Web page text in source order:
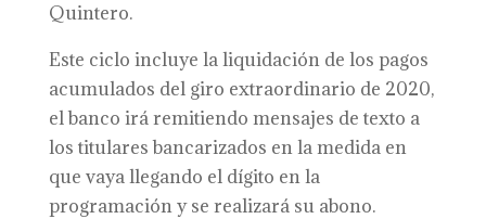
Quintero.
Este ciclo incluye la liquidación de los pagos
acumulados del giro extraordinario de 2020,
el banco irá remitiendo mensajes de texto a
los titulares bancarizados en la medida en
que vaya llegando el dígito en la
programación y se realizará su abono.